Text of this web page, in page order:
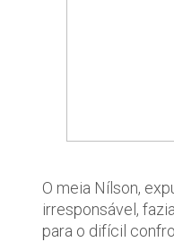
O meia Nílson,
irresponsável,
para o difícil